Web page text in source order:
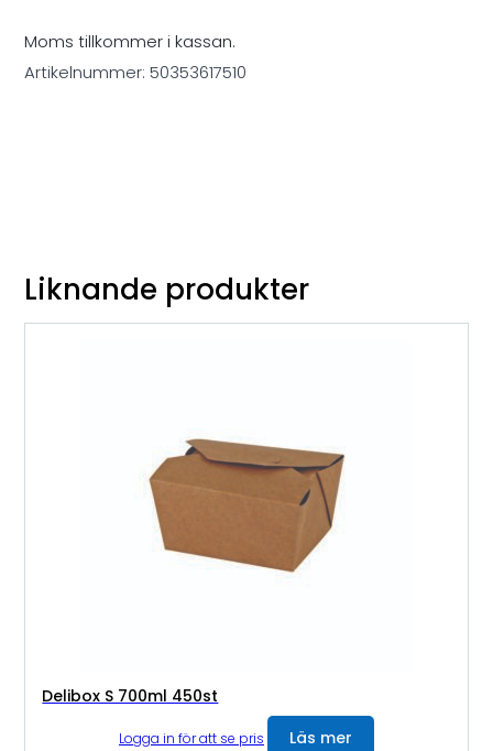
Moms tillkommer i kassan.
Artikelnummer:50353617510
Liknande produkter
Delibox S 700ml 450st
Logga in för att se pris Läs mer